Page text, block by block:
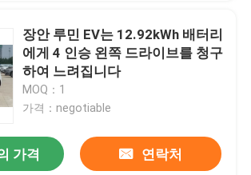
장안 루민 EV는 12.92kWh 배터리
에게 4 인승 왼쪽 드라이브를 청구
하여 느려집니다
MOQ：1
가격：negotiable
가격 연락처